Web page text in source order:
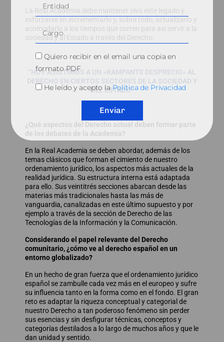
La Real Academia debe mantener vivo este legado y
esforzarse en incrementarlo y, sobre todo, actualizarlo y
acomodarlo a los tiempos que corren para así servir a la
sociedad y al Estado a través del Derecho.
“HOY ASISTIMOS A UN «RAMPANTE DESPRECIO» AL
DERECHO EN CIERTOS SECTORES DE LA SOCIEDAD Y
DEL ESTADO”
¿Qué aspectos del Derecho actual deben formar parte
de los debates de la Academia?
En la Real Academia se deben abordar, además de los
temas clásicos que forman el cimiento de nuestro
ordenamiento jurídico, los aspectos más actuales de la
realidad jurídica. Su estructura interna está adaptada
para ello. Sus veintitrés secciones abarcan desde las
materias más tradicionales hasta las más de
vanguardia, canalizadas en este último supuesto y por
ejemplo a través de la sección de Derecho de las
Tecnologías de la Información y la Comunicación.
Considerando el papel relevante del Derecho
comunitario, ¿cómo ve al derecho español en un
entorno globalizado?
En un hecho de gran fuerza que el ordenamiento jurídico
español se zambulle cada vez más en el europeo y sufre
su influencia tanto en la forma como en el fondo. El gran
reto es adaptar la riqueza conceptual y categorial de
nuestro Derecho a tan poderoso fenómeno sin perder
sus esencias y sin desfigurar técnicas, conceptos y
categorías destilados a lo largo de muchos años y que le
dan unidad y sentido.
Quiero recibir en el email una copia en
formato PDF
He leído y acepto laPolítica de Privacidad
Enviar